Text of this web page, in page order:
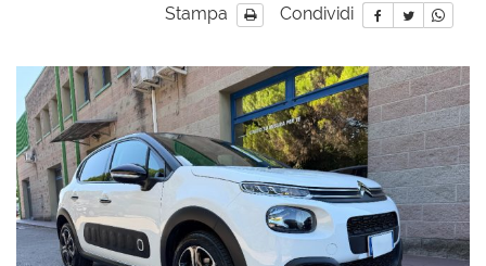
RECENSIONI
CONTATTI
NEWS
Stampa Condividi